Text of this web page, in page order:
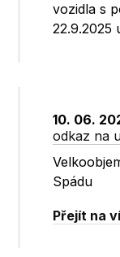
vozidla s
22.9.2025
10. 06.
odkaz na
Spádu
Přejít na